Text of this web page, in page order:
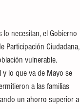
lo necesitan, el Gobierno
Participación Ciudadana,
vulnerable.
y lo que va de Mayo se
a las familias
un ahorro superior a